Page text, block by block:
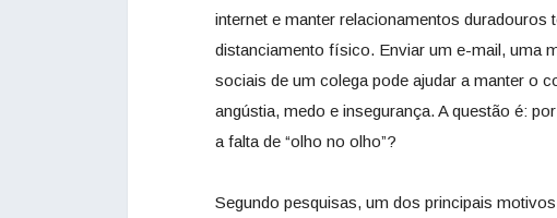
internet e manter relacionamentos
distanciamento físico. Enviar um e-mail, uma
sociais de um colega pode ajudar a manter o
angústia, medo e insegurança. A questão é:
a falta de “olho no olho”?
Segundo pesquisas, um dos principais